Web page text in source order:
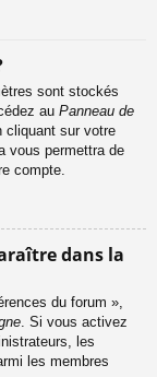
sont stockés
au Panneau de
cliquant sur votre
vous permettra de
compte.
dans la
du forum »,
. Si vous activez
les
les membres